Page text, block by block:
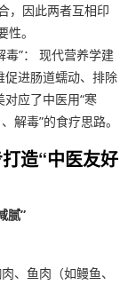
，因此两者互相印
。
毒”： 现代营养学建
进肠道蠕动、排除
应了中医用“寒
解毒”的食疗思路。
造“中医友好
腻”
、鱼肉（如鳗鱼、